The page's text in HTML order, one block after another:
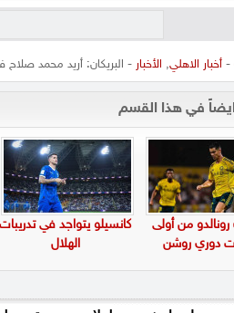
-أخبار الاهلي, الأخبار - البريكان: أريد محمد صلاح
في هذا القسم
من أولى
دوري روشن
كانسيلو يتواجد في تدريبات
الهلال